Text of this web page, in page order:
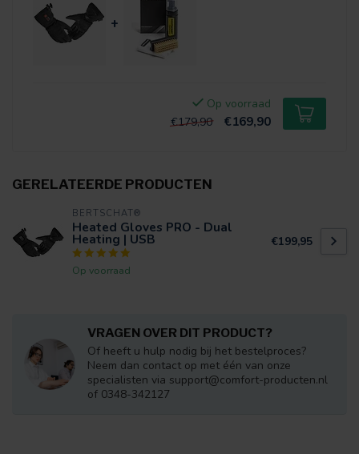
+
Op voorraad
€179,90
€169,90
GERELATEERDE PRODUCTEN
BERTSCHAT®
Heated Gloves PRO - Dual
Heating | USB
Op voorraad
€199,95
VRAGEN OVER DIT PRODUCT?
Of heeft u hulp nodig bij het bestelproces?
Neem dan contact op met één van onze
specialisten via support@comfort-producten.nl
of 0348-342127